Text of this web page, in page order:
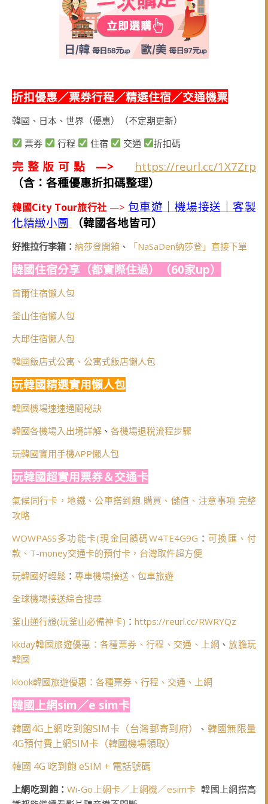
折扣優惠／票券行程／精選住宿／交通機票
韓國、日本、世界（優惠）（不定期更新）
票券
行程 住宿 交通 折扣碼
完整版可點 —>
https://reurl.cc/1X7Zrp
（含：各種優惠折扣碼整理）
韓國City Tour旅行社 —> 包車遊｜機場接送｜客製
化精緻小團
（韓國各地皆可）
好推拉行李箱： 納莎登開箱 、 「NaSaDen納莎登」直接下單
韓國住宿分享（都實際住過）（60家up）
首爾住宿懶人包
釜山住宿懶人包
大邱住宿懶人包
韓國飯店式公寓、公寓式飯店懶人包
玩韓國精選實用懶人包
韓國機場速速通關秘訣
韓國各機場入出境詳解 、 各機場退稅流程步驟
玩韓國實用手機APP懶人包
玩韓國超實用票券＆交通卡
氣候同行卡，地鐵、公車搭到飽 購買、儲值、注意事項 完整
攻略
WOWPASS多功能卡(現金回饋碼W4TE4G9G ：可換匯、付
款、T-money交通卡的預付卡，台灣取件超方便
玩韓國好輕鬆 ： 專車機場接送、包車旅遊
全球機場接送綜合搜尋
釜山通行證(玩釜山必備神卡) ： https://reurl.cc/RWRYQz
kkday韓國旅遊優惠：各種票券、行程、交通、上網 、放膽玩
韓國
klook韓國旅遊優惠：各種票券、行程、交通、上網
韓國上網sim／e sim卡
韓國4G上網吃到飽SIM卡（台灣郵寄到府） 、 韓國無限量
4G預付費上網SIM卡（韓國機場領取）
韓國 4G 吃到飽 eSIM + 電話號碼
上網吃到飽：Wi-Go上網卡／上網機／esim卡 韓國上網搭高